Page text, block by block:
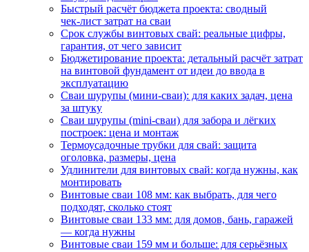
Быстрый расчёт бюджета проекта: сводный
чек‑лист затрат на сваи
Срок службы винтовых свай: реальные цифры,
гарантия, от чего зависит
Бюджетирование проекта: детальный расчёт затрат
на винтовой фундамент от идеи до ввода в
эксплуатацию
Сваи шурупы (мини-сваи): для каких задач, цена
за штуку
Сваи шурупы (mini-сваи) для забора и лёгких
построек: цена и монтаж
Термоусадочные трубки для свай: защита
оголовка, размеры, цена
Удлинители для винтовых свай: когда нужны, как
монтировать
Винтовые сваи 108 мм: как выбрать, для чего
подходят, сколько стоят
Винтовые сваи 133 мм: для домов, бань, гаражей
— когда нужны
Винтовые сваи 159 мм и больше: для серьёзных